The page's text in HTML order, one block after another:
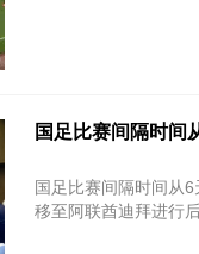
国足比赛间隔时间
国足比赛间隔时间从
移至阿联酋迪拜进行